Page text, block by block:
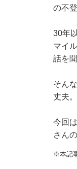
の不
30年
マイ
話を
そん
丈夫
今回
さん
※本記